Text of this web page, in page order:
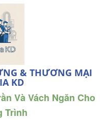
& THƯƠNG MẠI
KD
Và Vách Ngăn Cho
Trình